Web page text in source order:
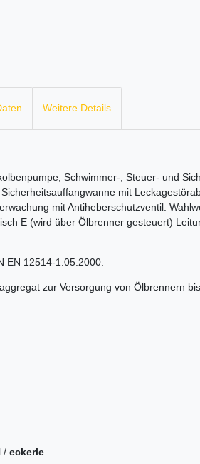
Weitere Details
Schwimmer-, Steuer- und
mit
mit Antiheberschutzventil.
E (wird über Ölbrenner gesteuert)
EN 12514-1:05.2000.
zur Versorgung von Ölbrennern
/ eckerle